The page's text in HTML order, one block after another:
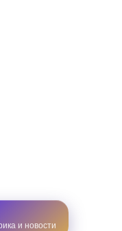
и новости